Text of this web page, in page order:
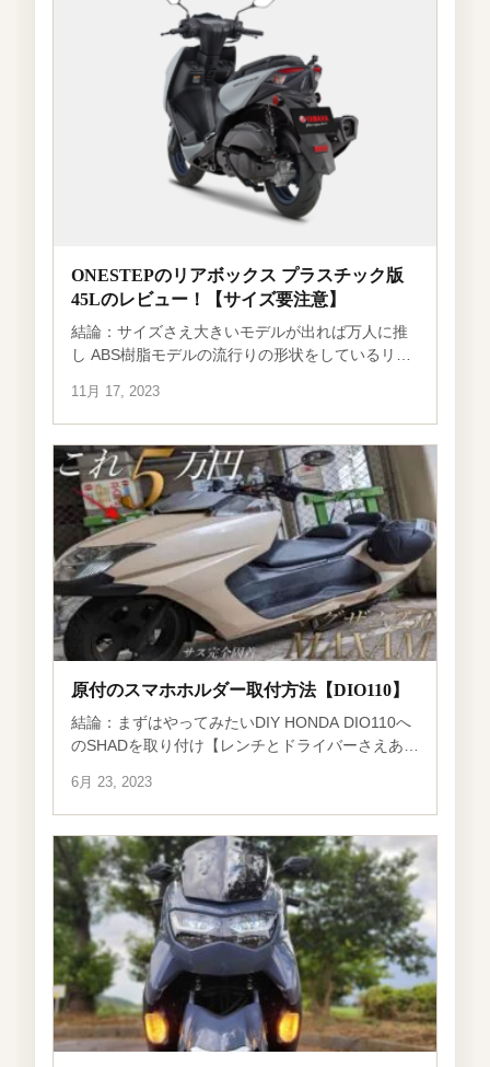
ONESTEPのリアボックス プラスチック版
45Lのレビュー！【サイズ要注意】
結論：サイズさえ大きいモデルが出れば万人に推
し ABS樹脂モデルの流行りの形状をしているリア
ら言うと「やはり45Lは小さい」 サイズ感 一番気
になるサイズ感。 見た目はそこま […]
11月 17, 2023
原付のスマホホルダー取付方法【DIO110】
結論：まずはやってみたいDIY HONDA DIO110へ
のSHADを取り付け【レンチとドライバーさえあれ
めできません。僕も不器用なのでわかるのです
が、舐めます。簡単につる […]
6月 23, 2023